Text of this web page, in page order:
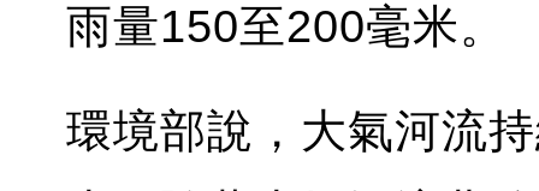
雨量150至200毫米。
環境部說，大氣河流